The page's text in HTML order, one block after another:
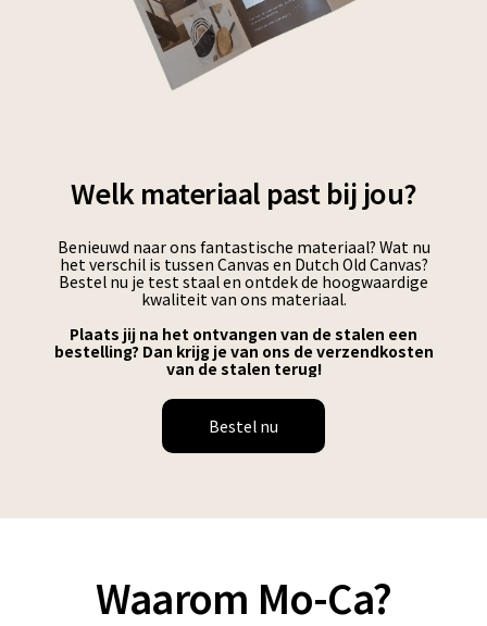
Welk materiaal past bij jou?
Benieuwd naar ons fantastische materiaal? Wat nu
het verschil is tussen Canvas en Dutch Old Canvas?
Bestel nu je test staal en ontdek de hoogwaardige
kwaliteit van ons materiaal.
Plaats jij na het ontvangen van de stalen een
bestelling? Dan krijg je van ons de verzendkosten
van de stalen terug!
Bestel nu
Waarom Mo-Ca?